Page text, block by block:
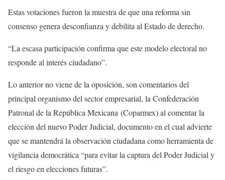
Estas votaciones fueron la muestra de que una reforma sin
consenso genera desconfianza y debilita al Estado de derecho.
“La escasa participación confirma que este modelo electoral no
responde al interés ciudadano”.
Lo anterior no viene de la oposición, son comentarios del
principal organismo del sector empresarial, la Confederación
Patronal de la República Mexicana (Coparmex) al comentar la
elección del nuevo Poder Judicial, documento en el cual advierte
que se mantendrá la observación ciudadana como herramienta de
vigilancia democrática “para evitar la captura del Poder Judicial y
el riesgo en elecciones futuras”.